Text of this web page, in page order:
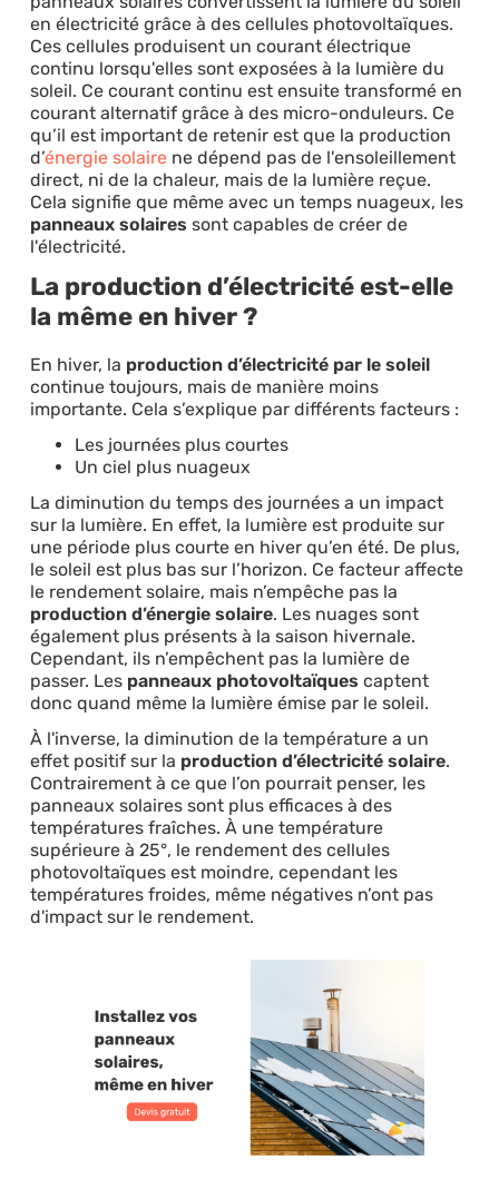
en électricité grâce à des cellules photovoltaïques.
Ces cellules produisent un courant électrique
continu lorsqu'elles sont exposées à la lumière du
soleil. Ce courant continu est ensuite transformé en
courant alternatif grâce à des micro-onduleurs. Ce
qu’il est important de retenir est que la production
d’énergie solairene dépend pas de l'ensoleillement
direct, ni de la chaleur, mais de la lumière reçue.
Cela signifie que même avec un temps nuageux, les
panneaux solaires sont capables de créer de
l'électricité.
La production d’électricité est-elle
la même en hiver ?
En hiver, la production d’électricité par le soleil
continue toujours, mais de manière moins
importante. Cela s’explique par différents facteurs :
Les journées plus courtes
Un ciel plus nuageux
La diminution du temps des journées a un impact
sur la lumière. En effet, la lumière est produite sur
une période plus courte en hiver qu’en été. De plus,
le soleil est plus bas sur l’horizon. Ce facteur affecte
le rendement solaire, mais n’empêche pas la
production d’énergie solaire. Les nuages sont
également plus présents à la saison hivernale.
Cependant, ils n’empêchent pas la lumière de
passer. Les panneaux photovoltaïques captent
donc quand même la lumière émise par le soleil.
À l'inverse, la diminution de la température a un
effet positif sur la production d’électricité solaire.
Contrairement à ce que l’on pourrait penser, les
panneaux solaires sont plus efficaces à des
températures fraîches. À une température
supérieure à 25°, le rendement des cellules
photovoltaïques est moindre, cependant les
températures froides, même négatives n’ont pas
d'impact sur le rendement.